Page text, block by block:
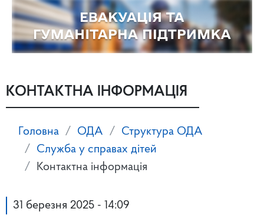
КОНТАКТНА ІНФОРМАЦІЯ
Головна ОДА
Структура ОДА
Служба у справах дітей
Контактна інформація
31 березня 2025 - 14:09